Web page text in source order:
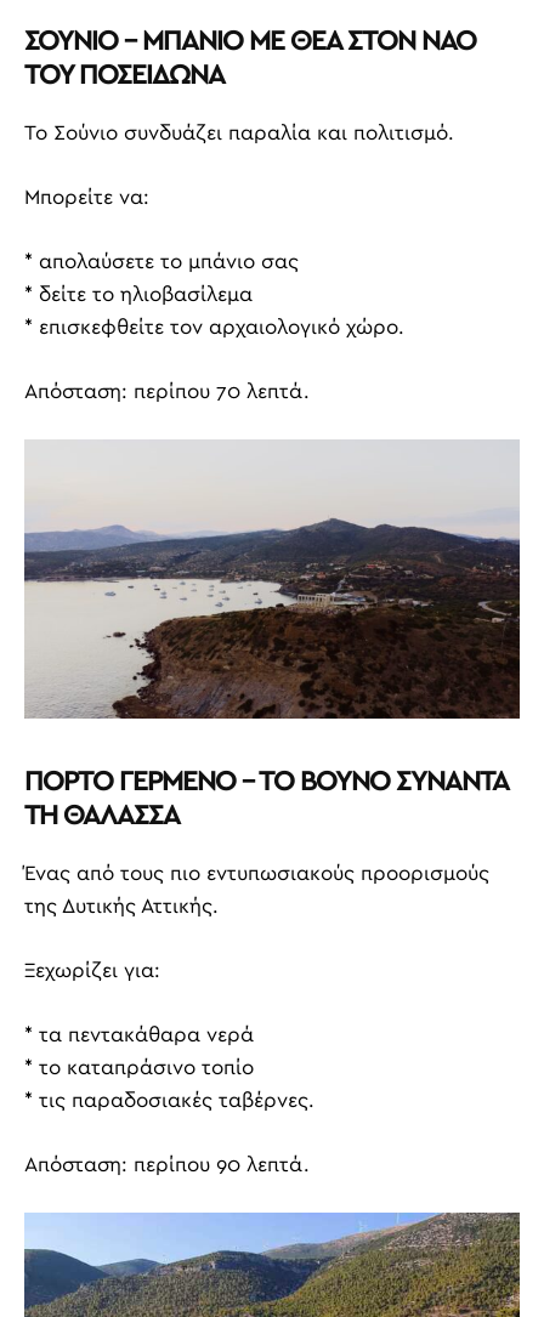
ΣΟΥΝΙΟ – ΜΠΑΝΙΟ ΜΕ ΘΕΑ ΣΤΟΝ ΝΑΟ
ΤΟΥ ΠΟΣΕΙΔΩΝΑ
Το Σούνιο συνδυάζει παραλία και πολιτισμό.
Μπορείτε να:
* απολαύσετε το μπάνιο σας
* δείτε το ηλιοβασίλεμα
* επισκεφθείτε τον αρχαιολογικό χώρο.
Απόσταση: περίπου 70 λεπτά.
ΠΟΡΤΟ ΓΕΡΜΕΝΟ – ΤΟ ΒΟΥΝΟ ΣΥΝΑΝΤΑ
ΤΗ ΘΑΛΑΣΣΑ
Ένας από τους πιο εντυπωσιακούς προορισμούς
της Δυτικής Αττικής.
Ξεχωρίζει για:
* τα πεντακάθαρα νερά
* το καταπράσινο τοπίο
* τις παραδοσιακές ταβέρνες.
Απόσταση: περίπου 90 λεπτά.